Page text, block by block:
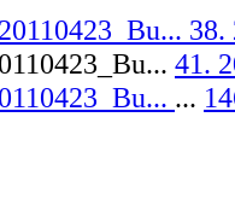
38.
41.
...